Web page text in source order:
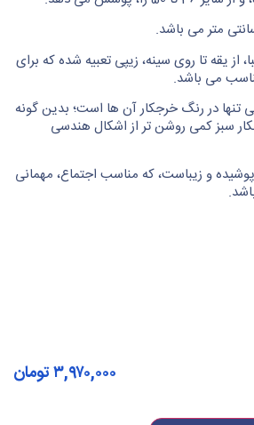
یقه تا روی سینه، زیپی تعبیه شده که برای
می باشد.
در رنگ خرجکار آن ها است؛ بدین گونه
سبز کمی روشن تر از اشکال هندسی
و زیباست، که مناسب اجتماع، مهمانی
۳,۹۷۰,۰۰۰تومان